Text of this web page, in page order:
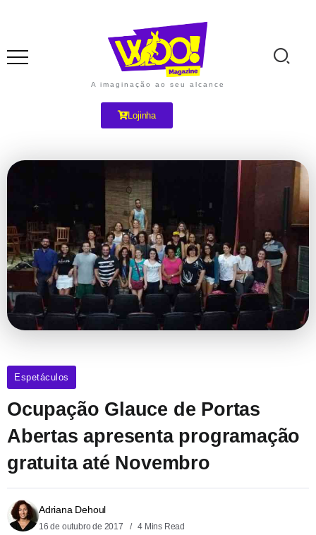
A imaginação ao seu alcance
Lojinha
Espetáculos
Ocupação Glauce de Portas
Abertas apresenta programação
gratuita até Novembro
Adriana Dehoul
16 de outubro de 2017 4 Mins Read